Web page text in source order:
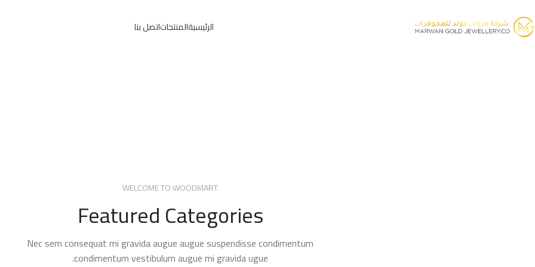
الرئيسيةالمنتجاتاتصل بنا Hot list
Summer
WELCOME TO WOODMART
Featured Categories
Nec sem consequat mi gravida augue augue suspendisse condimentum
condimentum vestibulum augue mi gravida ugue.